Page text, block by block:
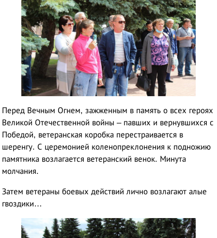
Перед Вечным Огнем, зажженным в память о всех героях
Великой Отечественной войны – павших и вернувшихся с
Победой, ветеранская коробка перестраивается в
шеренгу. С церемонией коленопреклонения к подножию
памятника возлагается ветеранский венок. Минута
молчания.
Затем ветераны боевых действий лично возлагают алые
гвоздики…